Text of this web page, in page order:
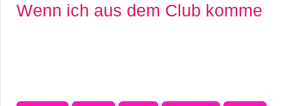
Wenn ich aus dem Club komme